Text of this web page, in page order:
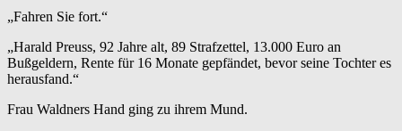
„Fahren Sie fort.“
„Harald Preuss, 92 Jahre alt, 89 Strafzettel, 13.000 Euro an
Bußgeldern, Rente für 16 Monate gepfändet, bevor seine Tochter es
herausfand.“
Frau Waldners Hand ging zu ihrem Mund.